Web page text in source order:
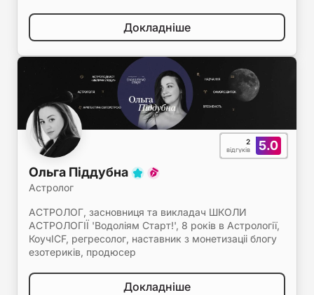
Докладніше
5.0
2
відгуків
Ольга Піддубна
Астролог
АСТРОЛОГ, засновниця та викладач ШКОЛИ
АСТРОЛОГІЇ 'Водоліям Старт!', 8 років в Астрології,
КоучICF, регресолог, наставник з монетизаціі блогу
езотериків, продюсер
Докладніше